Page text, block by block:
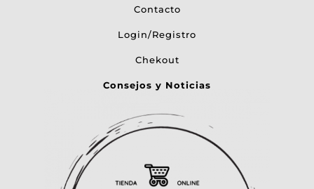
Contacto
Login/Registro
Chekout
Consejos y Noticias